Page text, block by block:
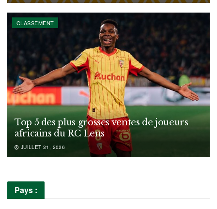
CLASSEMENT
Top 5 des plus grosses ventes de joueurs
africains du RC Lens
JUILLET 31, 2026
Pays :